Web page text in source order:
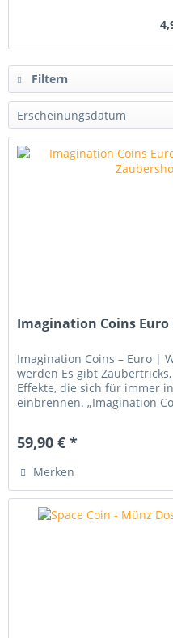
Filtern
Imagination Coins
Imagination Coins – Euro |
werden Es gibt
Effekte, die sich für immer
einbrennen. „Imagination
59,90 € *
Merken